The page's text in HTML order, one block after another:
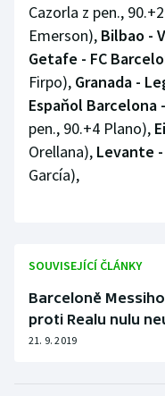
Cazorla z pen.,
Emerson), Bilbao -
Getafe - FC
Firpo), Granada -
Espaňol Barcelona
pen., 90.+4 Plano),
Orellana), Levante -
García),
SOUVISEJÍCÍ ČLÁNKY
Barceloně
proti Realu nulu
21. 9. 2019